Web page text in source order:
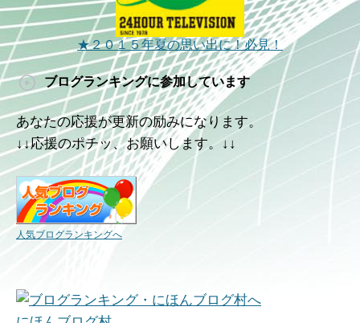
★２０１５年夏の思い出に！必見！
ブログランキングに参加しています
あなたの応援が更新の励みになります。
↓↓応援のポチッ、お願いします。↓↓
人気ブログランキングへ